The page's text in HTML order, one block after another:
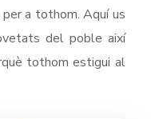
a tothom. Aquí us
del poble així
tothom estigui al